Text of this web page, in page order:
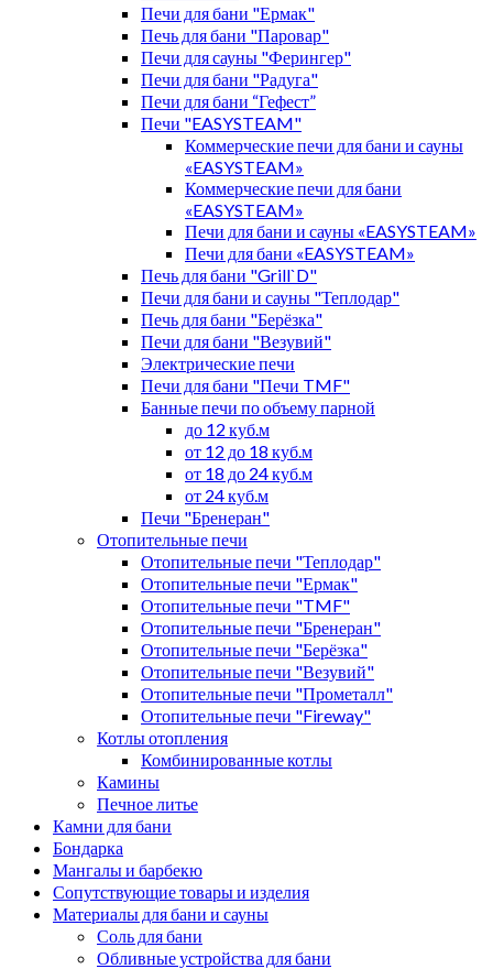
Печи для бани "Ермак"
Печь для бани "Паровар"
Печи для сауны "Ферингер"
Печи для бани "Радуга"
Печи для бани “Гефест”
Печи "EASYSTEAM"
Коммерческие печи для бани и сауны
«EASYSTEAM»
Коммерческие печи для бани
«EASYSTEAM»
Печи для бани и сауны «EASYSTEAM»
Печи для бани «EASYSTEAM»
Печь для бани "Grill`D"
Печи для бани и сауны "Теплодар"
Печь для бани "Берёзка"
Печи для бани "Везувий"
Электрические печи
Печи для бани "Печи TMF"
Банные печи по объему парной
до 12 куб.м
от 12 до 18 куб.м
от 18 до 24 куб.м
от 24 куб.м
Печи "Бренеран"
Отопительные печи
Отопительные печи "Теплодар"
Отопительные печи "Ермак"
Отопительные печи "TMF"
Отопительные печи "Бренеран"
Отопительные печи "Берёзка"
Отопительные печи "Везувий"
Отопительные печи "Прометалл"
Отопительные печи "Fireway"
Котлы отопления
Комбинированные котлы
Камины
Печное литье
Камни для бани
Бондарка
Мангалы и барбекю
Сопутствующие товары и изделия
Материалы для бани и сауны
Соль для бани
Обливные устройства для бани